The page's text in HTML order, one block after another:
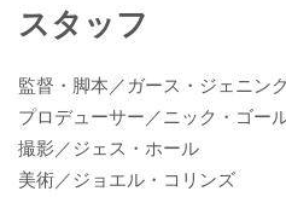
スタッフ
監督・脚本／ガース・ジェニン
プロデューサー／ニック・ゴー
撮影／ジェス・ホール
美術／ジョエル・コリンズ